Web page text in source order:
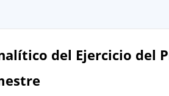
del Ejercicio del